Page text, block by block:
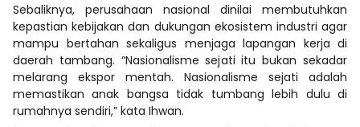
Sebaliknya, perusahaan nasional dinilai membutuhkan
kepastian kebijakan dan dukungan ekosistem industri agar
mampu bertahan sekaligus menjaga lapangan kerja di
daerah tambang. “Nasionalisme sejati itu bukan sekadar
melarang ekspor mentah. Nasionalisme sejati adalah
memastikan anak bangsa tidak tumbang lebih dulu di
rumahnya sendiri,” kata Ihwan.